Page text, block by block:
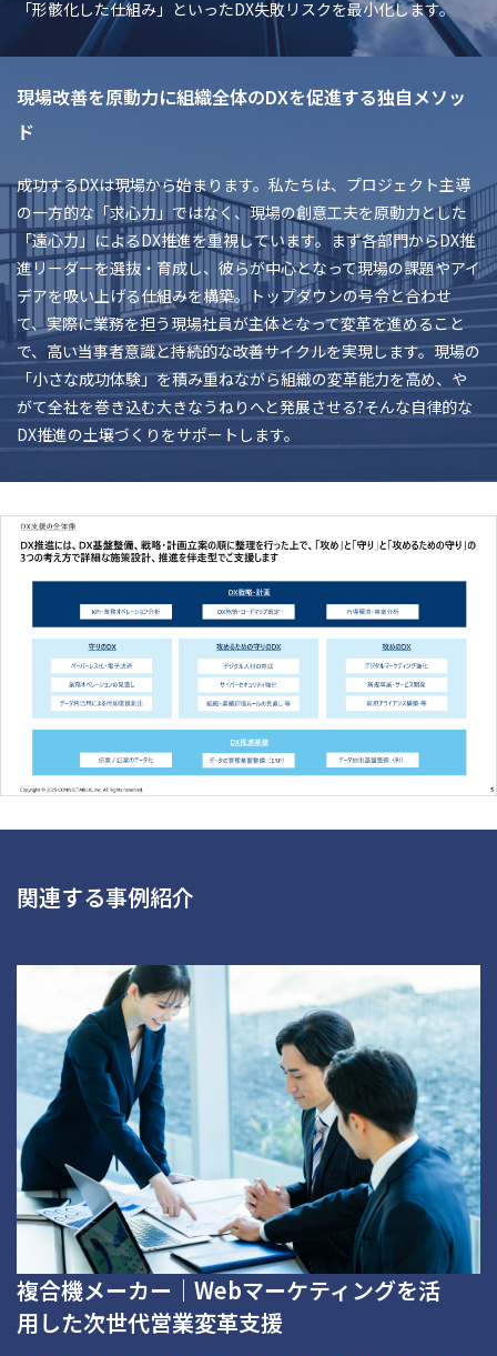
「形骸化した仕組み」といったDX失敗リスクを最小化します。
現場改善を原動力に組織全体のDXを促進する独自メソッ
ド
成功するDXは現場から始まります。私たちは、プロジェクト主導
の一方的な「求心力」ではなく、現場の創意工夫を原動力とした
「遠心力」によるDX推進を重視しています。まず各部門からDX推
進リーダーを選抜・育成し、彼らが中心となって現場の課題やアイ
デアを吸い上げる仕組みを構築。トップダウンの号令と合わせ
て、実際に業務を担う現場社員が主体となって変革を進めること
で、高い当事者意識と持続的な改善サイクルを実現します。現場の
「小さな成功体験」を積み重ねながら組織の変革能力を高め、や
がて全社を巻き込む大きなうねりへと発展させる?そんな自律的な
DX推進の土壌づくりをサポートします。
関連する事例紹介
複合機メーカー｜Webマーケティングを活
用した次世代営業変革支援